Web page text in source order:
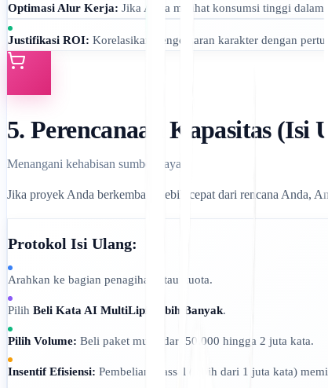
Optimasi Alur Kerja: Jika Anda melihat konsumsi tinggi
Justifikasi ROI: Korelasikan pengeluaran karakter dengan
5. Perencanaan Kapasitas (Isi
Menangani kehabisan sumber daya.
Jika proyek Anda berkembang lebih cepat dari rencana Anda,
Protokol Isi Ulang:
Arahkan ke bagian penagihan atau kuota.
Pilih Beli Kata AI MultiLipi Lebih Banyak.
Pilih Volume: Beli paket mulai dari 50.000 hingga 2 juta kata.
Insentif Efisiensi: Pembelian massal (lebih dari 1 juta kata)